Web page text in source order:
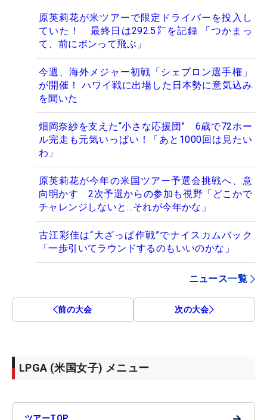
原英莉花が米ツアーで限定ドライバーを投入し
ていた！ 最終日は292.5㍎を記録 「つかまっ
て、前にボンって飛ぶ」
今週、海外メジャー初戦「シェブロン選手権」
が開催！ ハワイ戦に出場した日本勢に意気込み
を聞いた
畑岡奈紗を支えた“小さな応援団” 6歳で72ホー
ル完走も元気いっぱい！「あと1000回は見たい
わ」
原英莉花が今年の米国ツアー予選会挑戦へ、意
向明かす 2次予選からの参加も視野「どこかで
チャレンジしないと…それが今年かな」
古江彩佳は“大ざっぱ作戦”でナイスカムバック
「一歩引いてラウンドするのもいいのかな」
ニュース一覧
前の大会 次の大会
LPGA (米国女子) メニュー
ツアーTOP